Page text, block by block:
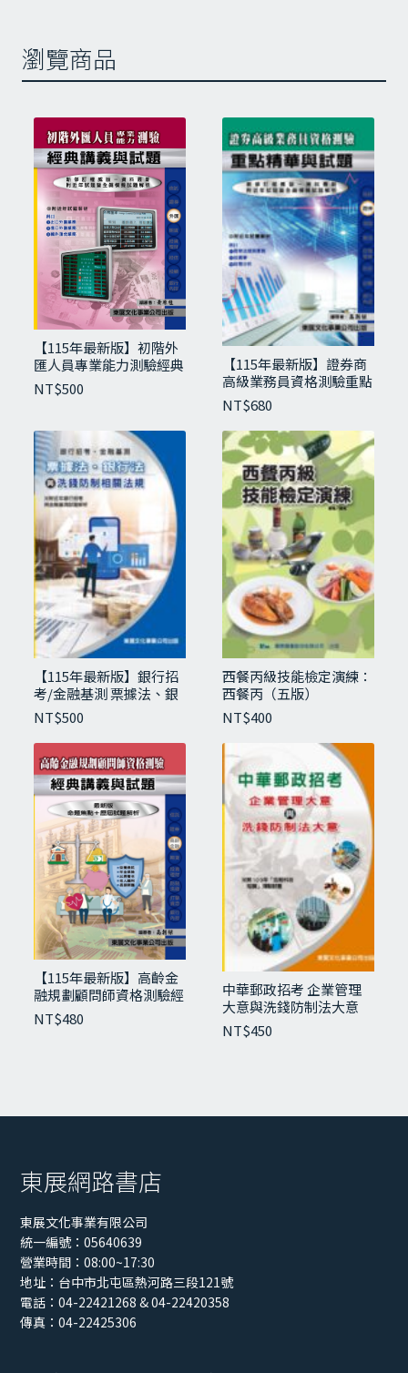
西點．蛋糕類產品題組
蒸烤雞蛋牛奶布丁、奶油空心餅（泡
、海綿蛋糕、巧克力戚風蛋糕捲、香草天
使蛋糕
附錄
馬鈴薯甜甜圈（蛋糕式）、雙皮鳳梨派、
指形小西餅、三角鬆餅、重奶油
蛋糕、香草戚風蛋糕、葡萄乾戚風瑞士捲
計算卡
應檢須知
共同科試題（含詳解）
學科試題（含詳解）
相關商品
烘焙乙級技能檢定演練（一版）
NT$480
西餐丙級技能檢定演練：西餐丙（五版）
NT$ 400
瀏覽商品
【115年最新版】初階外
匯人員專業能力測驗經典
講義與試題
NT$500
【115年最新版】證券商
高級業務員資格測驗重點
精華與試題
NT$680
【115年最新版】銀行招
考/金融基測 票據法、銀
行法與洗錢防制相關法規
NT$500
西餐丙級技能檢定演練：
西餐丙（五版）
NT$400
【115年最新版】高齡金
融規劃顧問師資格測驗經
典講義與試題
NT$480
中華郵政招考 企業管理
大意與洗錢防制法大意
NT$450
東展網路書店
東展文化事業有限公司
統一編號：05640639
營業時間：08:00~17:30
地址： 台中市北屯區熱河路三段121號
電話：04-22421268 & 04-22420358
傳真：04-22425306